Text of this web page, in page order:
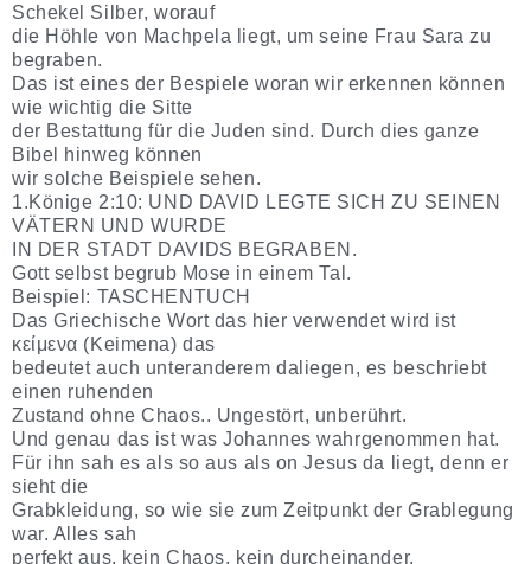
Schekel Silber, worauf
die Höhle von Machpela liegt, um seine Frau Sara zu
begraben.
Das ist eines der Bespiele woran wir erkennen können
wie wichtig die Sitte
der Bestattung für die Juden sind. Durch dies ganze
Bibel hinweg können
wir solche Beispiele sehen.
1.Könige 2:10: UND DAVID LEGTE SICH ZU SEINEN
VÄTERN UND WURDE
IN DER STADT DAVIDS BEGRABEN.
Gott selbst begrub Mose in einem Tal.
Beispiel: TASCHENTUCH
Das Griechische Wort das hier verwendet wird ist
κείμενα (Keimena) das
bedeutet auch unteranderem daliegen, es beschriebt
einen ruhenden
Zustand ohne Chaos.. Ungestört, unberührt.
Und genau das ist was Johannes wahrgenommen hat.
Für ihn sah es als so aus als on Jesus da liegt, denn er
sieht die
Grabkleidung, so wie sie zum Zeitpunkt der Grablegung
war. Alles sah
perfekt aus, kein Chaos, kein durcheinander.